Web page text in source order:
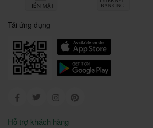
Tải ứng dụng
FacebookTwitter Instagram
Hỗ trợ khách hàng